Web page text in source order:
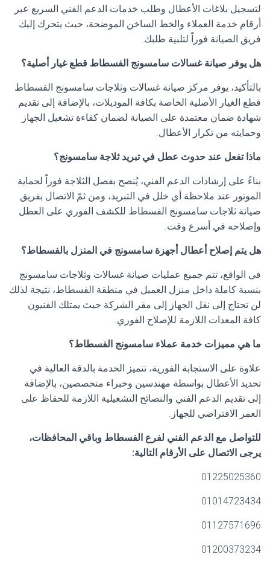
لتسجيل بلاغات الأعطال وطلب خدمات الدعم الفني السريع عبر
أرقام خدمة العملاء والخط الساخن الموضحة، حيث يتحرك إليك
فريق الصيانة فوراً لتلبية طلبك.
هل يوفر صيانة غسالات سامسونج الفسطاط قطع غيار أصلية؟
بالتأكيد، يوفر مركز صيانة غسالات وثلاجات سامسونج الفسطاط
قطع الغيار الأصلية الخاصة بكافة الموديلات، بالإضافة إلى تقديم
شهادة ضمان معتمدة على الصيانة لضمان كفاءة تشغيل الجهاز
وحمايته من تكرار الأعطال.
ماذا تفعل عند حدوث عطل في تبريد ثلاجة سامسونج؟
بناءً على إرشادات الدعم الفني، يُنصح بفصل الثلاجة فوراً لحماية
الموتور عند ملاحظة أي خلل في التبريد، ومن ثمّ الاتصال بفريق
صيانة ثلاجات سامسونج الفسطاط للكشف الفوري على العطل
وإصلاحه في أسرع وقت.
هل يتم إصلاح أعطال أجهزة سامسونج في المنزل بالفسطاط؟
في الواقع، تتم جميع عمليات صيانة غسالات وثلاجات سامسونج
بنسبة كاملة داخل منزل العميل في منطقة الفسطاط، نتيجة لذلك
لن تحتاج إلى نقل الجهاز إلى مقر الشركة حيث يمتلك الفنيون
كافة المعدات اللازمة للإصلاح الفوري.
ما هي مميزات خدمة عملاء سامسونج الفسطاط؟
علاوة على الاستجابة الفورية، تتميز الخدمة بالدقة العالية في
تحديد الأعطال بواسطة مهندسين وخبراء متخصصين، بالإضافة
إلى تقديم الدعم الفني والنصائح التشغيلية اللازمة للحفاظ على
العمر الافتراضي للجهاز.
للتواصل مع الدعم الفني لفرع الفسطاط وباقي المحافظات،
يرجى الاتصال على الأرقام التالية:
01225025360
01014723434
01127571696
01200373234